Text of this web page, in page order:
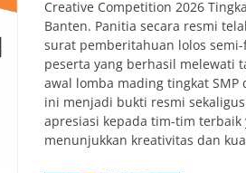
Creative Competition 2026
Banten. Panitia secara resmi
surat pemberitahuan lolos
peserta yang berhasil melewati
awal lomba mading tingkat SMP
ini menjadi bukti resmi
apresiasi kepada tim-tim terbaik
menunjukkan kreativitas dan